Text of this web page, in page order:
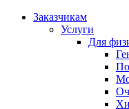
Заказчикам
Услуги
Для